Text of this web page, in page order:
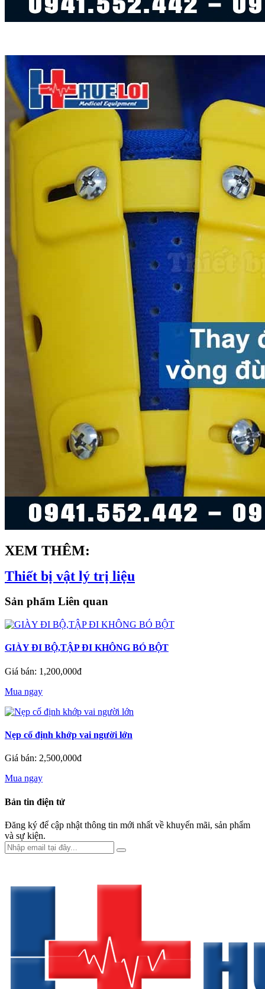
XEM THÊM:
Thiết bị vật lý trị liệu
Sản phẩm Liên quan
GIÀY ĐI BỘ,TẬP ĐI KHÔNG BÓ BỘT
Giá bán: 1,200,000đ
Mua ngay
Nẹp cố định khớp vai người lớn
Giá bán: 2,500,000đ
Mua ngay
Bản tin điện tử
Đăng ký để cập nhật thông tin mới nhất về khuyến mãi, sản phẩm
và sự kiện.